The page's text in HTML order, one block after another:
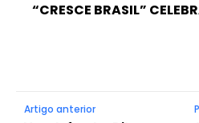
“CRESCE BRASIL”
Artigo anterior